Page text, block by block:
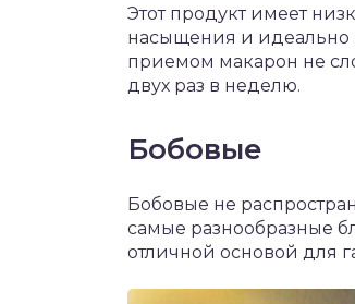
Этот продукт имеет
насыщения и идеально
приемом макарон не
двух раз в неделю.
Бобовые
Бобовые не
самые разнообразные
отличной основой для